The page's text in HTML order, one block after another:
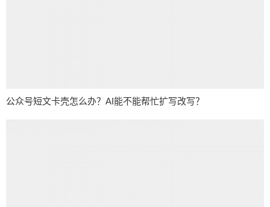
公众号短文卡壳怎么办？AI能不能帮忙扩写改写？